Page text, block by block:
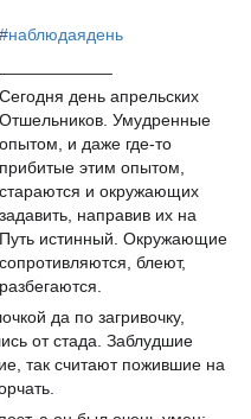
#наблюдаядень
Сегодня день апрельских
Отшельников. Умудренные
опытом, и даже где-то
прибитые этим опытом,
стараются и окружающих
задавить, направив их на
Путь истинный. Окружающие
сопротивляются, блеют,
разбегаются.
да по загривочку,
от стада. Заблудшие
так считают пожившие на